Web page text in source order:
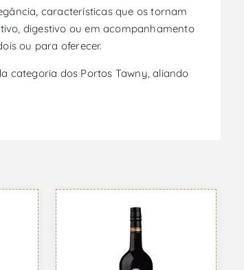
características que os tornam
digestivo ou em acompanhamento
ou para oferecer.
categoria dos Portos Tawny, aliando